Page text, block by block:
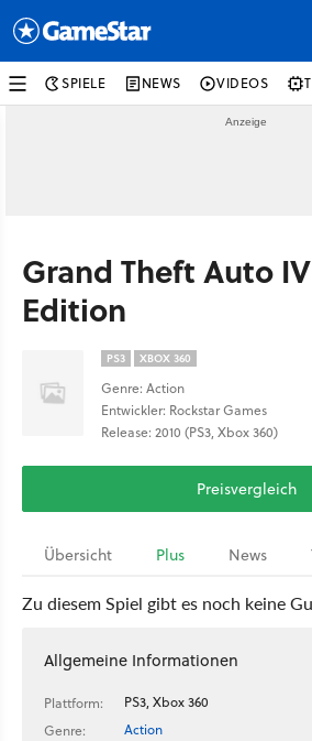
SPIELE NEWS VIDEOS
Grand Theft Auto
Edition
PS3 XBOX 360
Genre: Action
Entwickler: Rockstar Games
Release: 2010 (PS3, Xbox 360)
Preisvergleich
Übersicht Plus News
Zu diesem Spiel gibt es noch keine
Allgemeine Informationen
Plattform:
PS3, Xbox 360
Genre:
Action